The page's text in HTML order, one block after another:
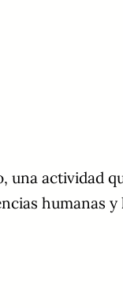
actividad
humanas